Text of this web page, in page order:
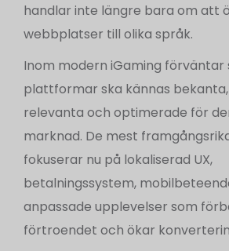
handlar inte längre bara om att
webbplatser till olika språk.
Inom modern iGaming förväntar
plattformar ska kännas
relevanta och optimerade för
marknad. De mest
fokuserar nu på lokaliserad UX,
betalningssystem,
anpassade upplevelser som
förtroendet och ökar